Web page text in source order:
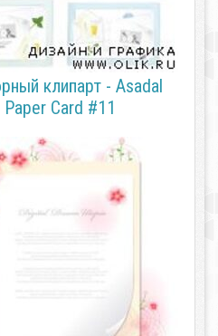
клипарт - Asadal
Paper Card #11